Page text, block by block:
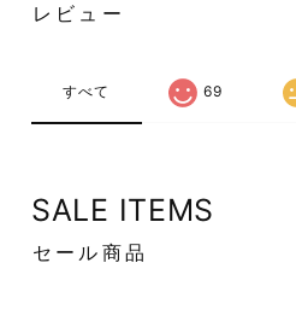
レビュー
すべて 69
SALE ITEMS
セール商品